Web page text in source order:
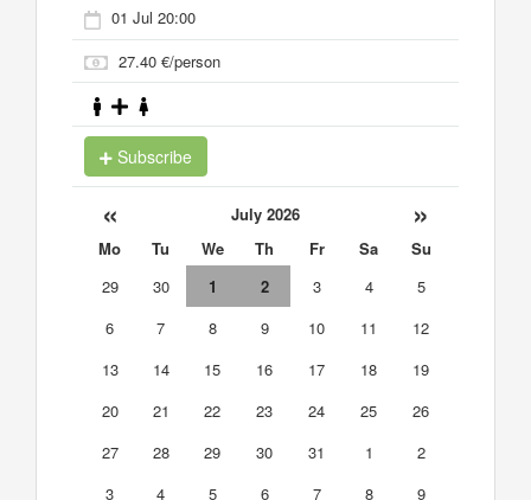
01 Jul 20:00
27.40 €/person
Subscribe
« July 2026 »
Mo Tu We Th Fr Sa
Su
29
30 1 2 3 4
5
6
7 8 9 10 11
12
13
14 15 16 17 18
19
20
21 22 23 24 25
26
27
28 29 30 31 1
2
3
4 5 6 7 8 9